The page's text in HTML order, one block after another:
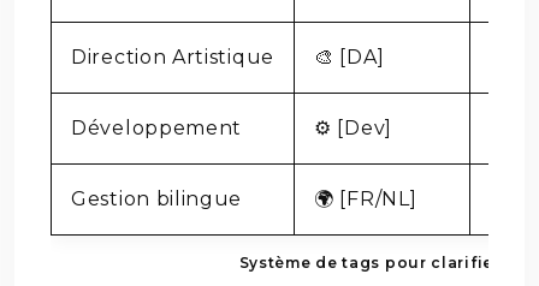
Système de tags pour clarifier
Direction Artistique 🎨 [DA]
Développement ⚙️ [Dev]
Gestion bilingue 🌍 [FR/NL]